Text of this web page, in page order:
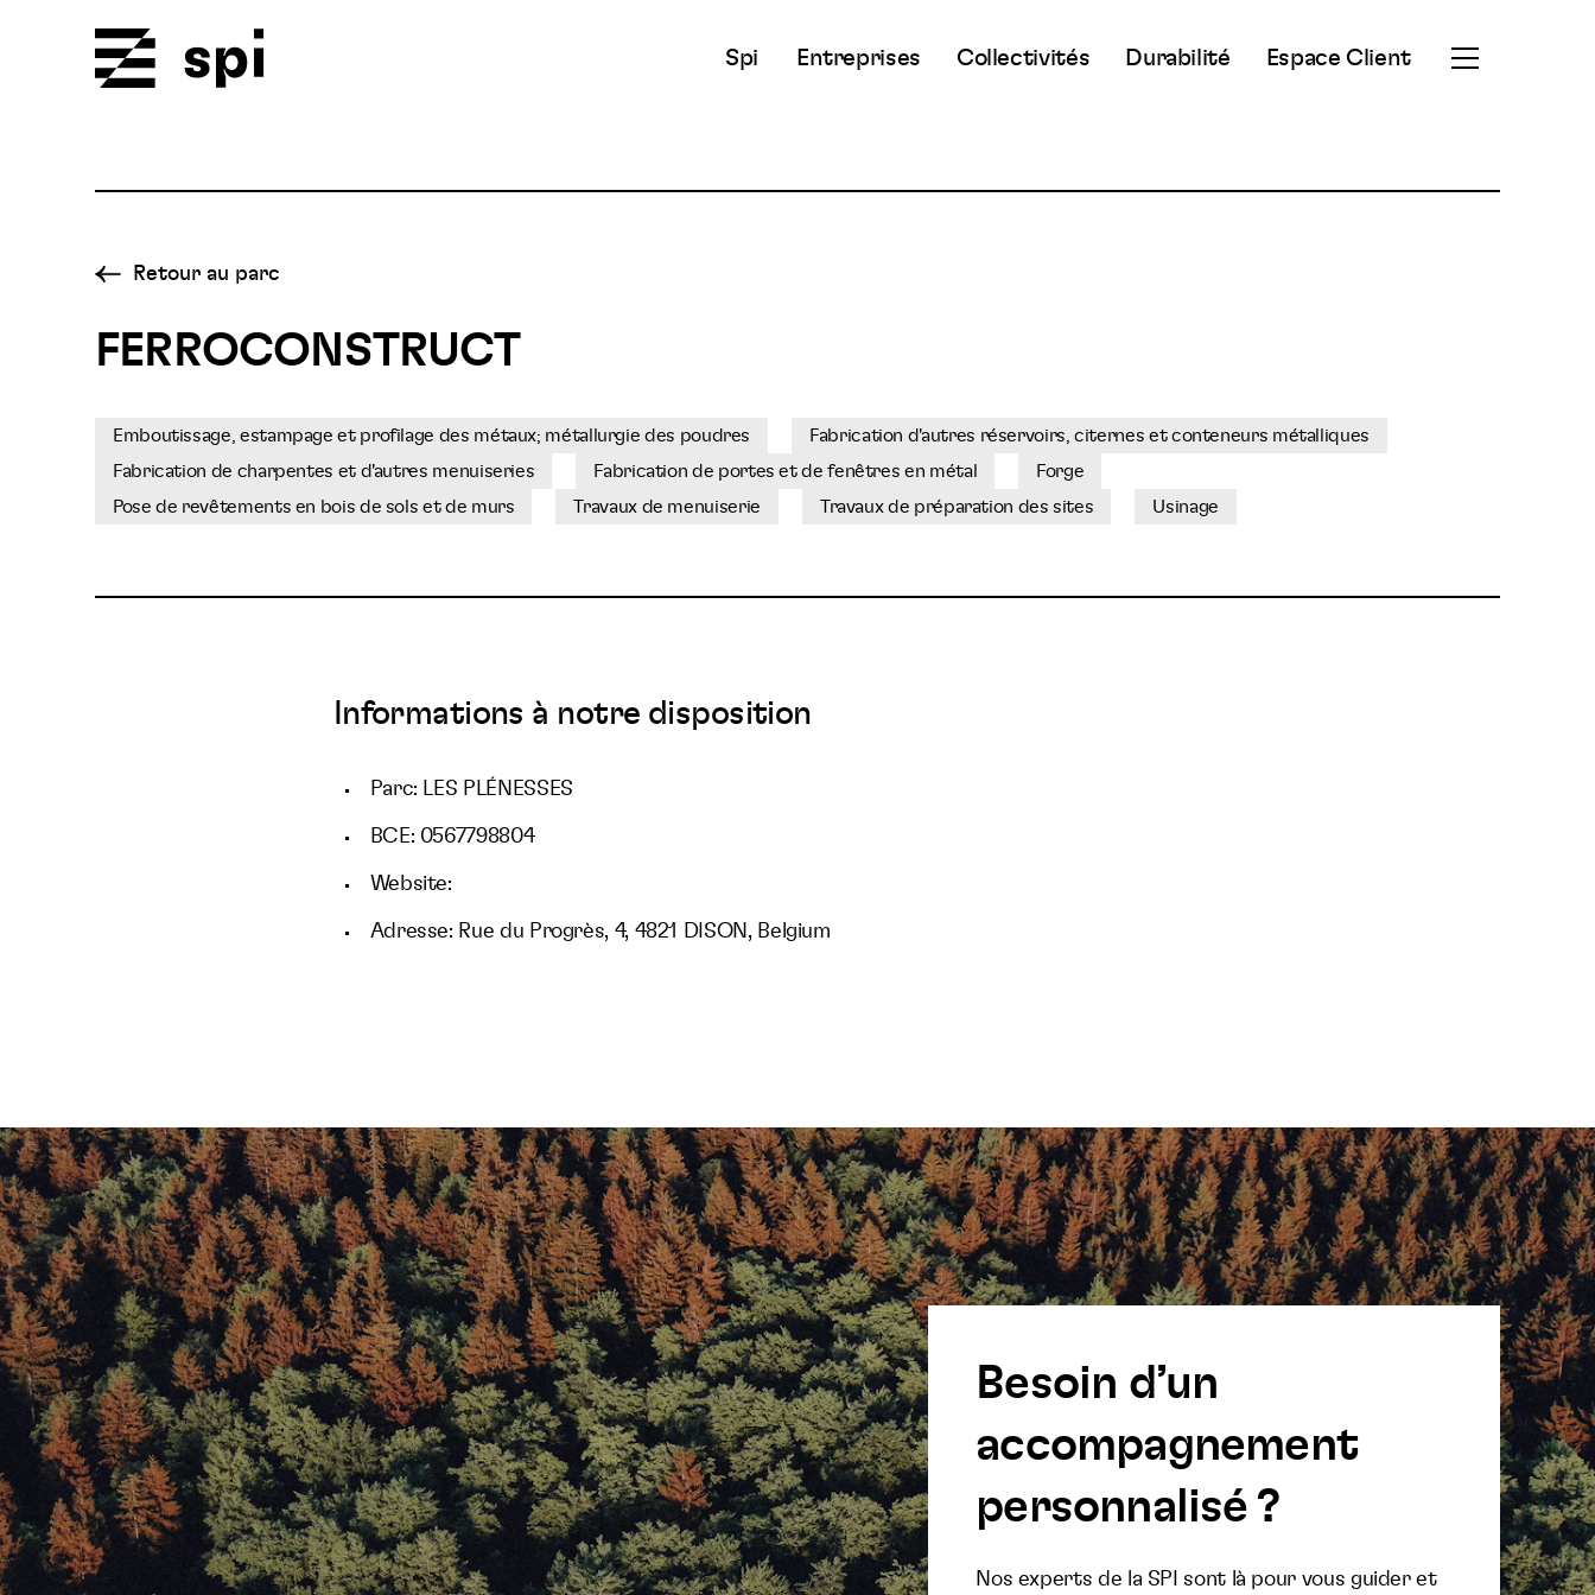
Spi Entreprises Collectivités Durabilité Espace Client
Ouvrir
Retour au parc
FERROCONSTRUCT
Emboutissage, estampage et profilage des métaux; métallurgie des poudres
Fabrication d'autres réservoirs, citernes et conteneurs métalliques
Fabrication de charpentes et d'autres menuiseries
Fabrication de portes et de fenêtres en métal
Forge
Pose de revêtements en bois de sols et de murs
Travaux de menuiserie Travaux de préparation des sites Usinage
Informations à notre disposition
Parc: LES PLÉNESSES
BCE: 0567798804
Website:
Adresse: Rue du Progrès, 4, 4821 DISON, Belgium
Besoin d’un
accompagnement
personnalisé ?
Nos experts de la SPI sont là pour vous guider et